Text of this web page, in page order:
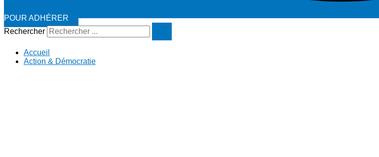
POUR ADHÉRER
Rechercher
Accueil
Action & Démocratie